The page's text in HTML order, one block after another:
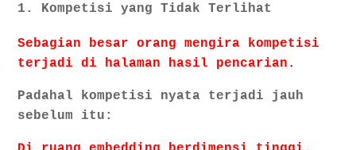
1. Kompetisi yang Tidak Terlihat
Sebagian besar orang mengira kompetisi
terjadi di halaman hasil pencarian.
Padahal kompetisi nyata terjadi jauh
sebelum itu: